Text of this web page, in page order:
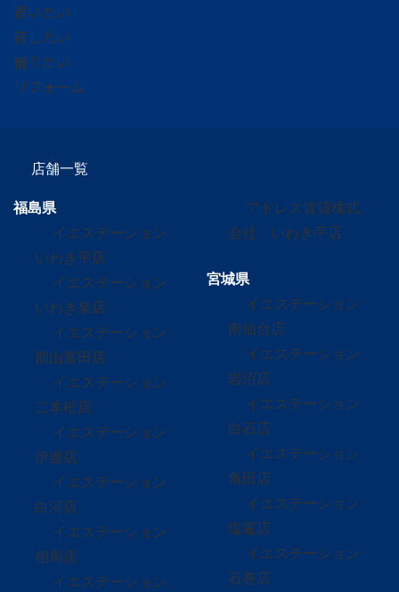
買いたい
貸したい
借りたい
リフォーム
店舗一覧
福島県
イエステーション
いわき平店
イエステーション
いわき泉店
イエステーション
郡山富田店
イエステーション
二本松店
イエステーション
伊達店
イエステーション
白河店
イエステーション
相馬店
イエステーション
アドレス賃貸株式
会社 いわき平店
宮城県
イエステーション
南仙台店
イエステーション
岩沼店
イエステーション
白石店
イエステーション
角田店
イエステーション
塩竈店
イエステーション
石巻店